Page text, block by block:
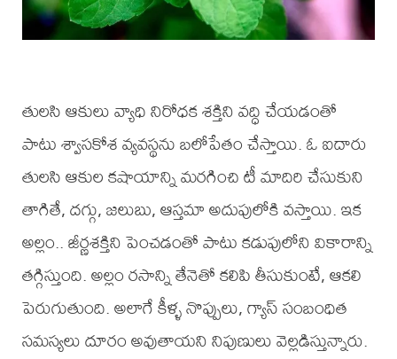
తులసి ఆకులు వ్యాధి నిరోధక శక్తిని వద్ధి చేయడంతో
పాటు శ్వాసకోశ వ్యవస్థను బలోపేతం చేస్తాయి. ఓ ఐదారు
తుల‌సి ఆకుల కషాయాన్ని మరగించి టీ మాదిరి చేసుకుని
తాగితే, దగ్గు, జలుబు, ఆస్తమా అదుపులోకి వస్తాయి. ఇక
అల్లం.. జీర్ణశక్తిని పెంచడంతో పాటు కడుపులోని వికారాన్ని
తగ్గిస్తుంది. అల్లం రసాన్ని తేనెతో కలిపి తీసుకుంటే, ఆకలి
పెరుగుతుంది. అలాగే కీళ్ళ నొప్పులు, గ్యాస్ సంబంధిత
సమస్యలు దూరం అవుతాయని నిపుణులు వెల్లడిస్తున్నారు.